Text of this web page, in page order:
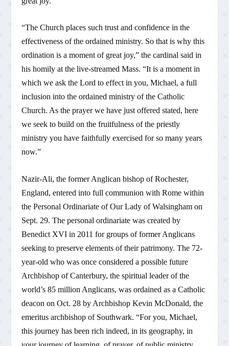
“The Church places such trust and confidence in the
effectiveness of the ordained ministry. So that is why this
ordination is a moment of great joy,” the cardinal said in
his homily at the live-streamed Mass. “It is a moment in
which we ask the Lord to effect in you, Michael, a full
inclusion into the ordained ministry of the Catholic
Church. As the prayer we have just offered stated, here
we seek to build on the fruitfulness of the priestly
ministry you have faithfully exercised for so many years
now.”
Nazir-Ali, the former Anglican bishop of Rochester,
England, entered into full communion with Rome within
the Personal Ordinariate of Our Lady of Walsingham on
Sept. 29. The personal ordinariate was created by
Benedict XVI in 2011 for groups of former Anglicans
seeking to preserve elements of their patrimony. The 72-
year-old who was once considered a possible future
Archbishop of Canterbury, the spiritual leader of the
world’s 85 million Anglicans, was ordained as a Catholic
deacon on Oct. 28 by Archbishop Kevin McDonald, the
emeritus archbishop of Southwark. “For you, Michael,
this journey has been rich indeed, in its geography, in